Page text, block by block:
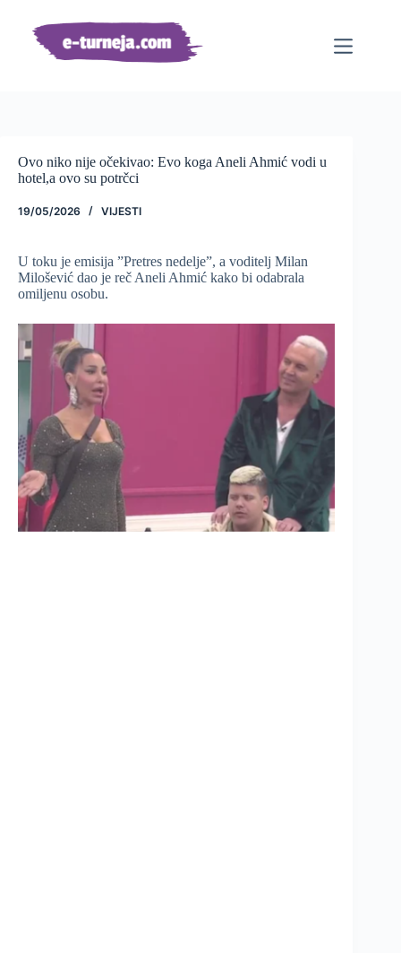
sadržaj
Ovo niko nije očekivao: Evo koga Aneli Ahmić vodi u
hotel,a ovo su potrčci
19/05/2026 VIJESTI
U toku je emisija ”Pretres nedelje”, a voditelj Milan
Milošević dao je reč Aneli Ahmić kako bi odabrala
omiljenu osobu.